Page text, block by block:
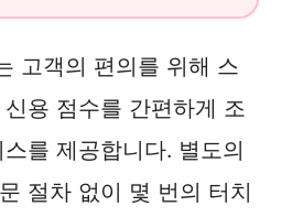
고객의 편의를 위해 스
용 점수를 간편하게 조
를 제공합니다. 별도의
절차 없이 몇 번의 터치